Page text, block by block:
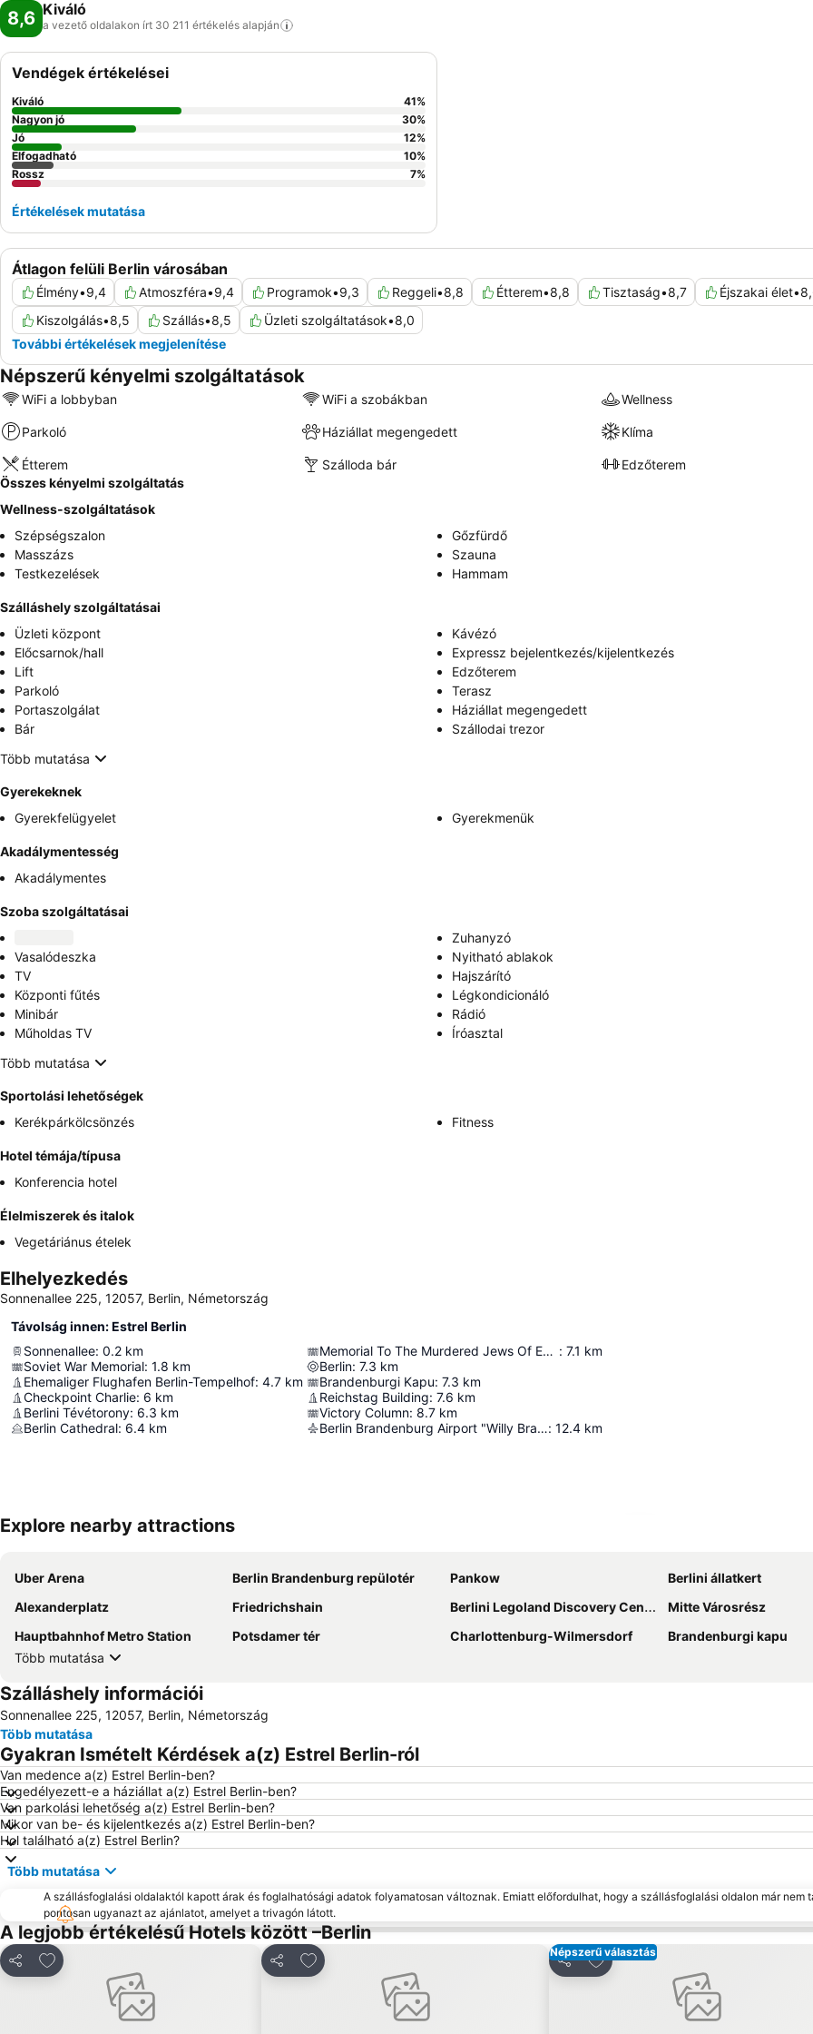
8,6 Kiváló
a vezető oldalakon írt 30 211 értékelés alapján
Átlagon felüli Berlin városában
Élmény•9,4 Atmoszféra•9,4 Programok•9,3 Reggeli•8,8 Étterem•8,8 Tisztaság•8,7 Éjszakai élet•
Kiszolgálás•8,5 Szállás•8,5 Üzleti szolgáltatások•8,0
További értékelések megjelenítése
Vendégek értékelései
Kiváló 41%
Nagyon jó
30%
Jó
12%
Elfogadható
10%
Rossz
7%
Értékelések mutatása
Népszerű kényelmi szolgáltatások
WiFi a lobbyban WiFi a szobákban Wellness
Parkoló Háziállat megengedett Klíma
Étterem Szálloda bár
Edzőterem
Összes kényelmi szolgáltatás
Wellness-szolgáltatások
Szépségszalon
Gőzfürdő
Masszázs
Szauna
Testkezelések
Hammam
Szálláshely szolgáltatásai
Üzleti központ
Kávézó
Előcsarnok/hall
Expressz bejelentkezés/kijelentkezés
Lift
Edzőterem
Parkoló
Terasz
Portaszolgálat
Háziállat megengedett
Bár
Szállodai trezor
Több mutatása
Gyerekeknek
Gyerekfelügyelet
Gyerekmenük
Akadálymentesség
Akadálymentes
Szoba szolgáltatásai
Zuhanyzó
Vasalódeszka
Nyitható ablakok
TV
Hajszárító
Központi fűtés
Légkondicionáló
Minibár
Rádió
Műholdas TV
Íróasztal
Több mutatása
Sportolási lehetőségek
Kerékpárkölcsönzés
Fitness
Hotel témája/típusa
Konferencia hotel
Élelmiszerek és italok
Vegetáriánus ételek
Elhelyezkedés
Sonnenallee 225, 12057, Berlin, Németország
Távolság innen: Estrel Berlin
Sonnenallee: 0.2 km
Soviet War Memorial: 1.8 km
Ehemaliger Flughafen Berlin-Tempelhof: 4.7 km
Checkpoint Charlie: 6 km
Berlini Tévétorony: 6.3 km
Berlin Cathedral: 6.4 km
Memorial To The Murdered Jews Of Europe : 7.1 km
Berlin: 7.3 km
Brandenburgi Kapu: 7.3 km
Reichstag Building: 7.6 km
Victory Column: 8.7 km
Berlin Brandenburg Airport "Willy Brandt": 12.4 km
Explore nearby attractions
Uber Arena Berlin Brandenburg repülotér Pankow
Berlini állatkert
Alexanderplatz
Friedrichshain Berlini Legoland Discovery Centre élménypark
Mitte Városrész
Hauptbahnhof Metro Station
Potsdamer tér Charlottenburg-Wilmersdorf
Brandenburgi kapu
Több mutatása
Szálláshely információi
Sonnenallee 225, 12057, Berlin, Németország
Több mutatása
Gyakran Ismételt Kérdések a(z) Estrel Berlin-ról
Van medence a(z) Estrel Berlin-ben?
Engedélyezett-e a háziállat a(z) Estrel Berlin-ben?
Van parkolási lehetőség a(z) Estrel Berlin-ben?
Mikor van be- és kijelentkezés a(z) Estrel Berlin-ben?
Hol található a(z) Estrel Berlin?
Több mutatása
A szállásfoglalási oldalaktól kapott árak és foglalhatósági adatok folyamatosan változnak. Emiatt előfordulhat, hogy a szállásfoglalási oldalon már nem
pontosan ugyanazt az ajánlatot, amelyet a trivagón látott.
A legjobb értékelésű Hotels között –Berlin
Megosztás
Hozzáadás a kedvencekhez
Megosztás
Hozzáadás a kedvencekhez Népszerű választás
Megosztás
Hozzáadás a kedvencekhez